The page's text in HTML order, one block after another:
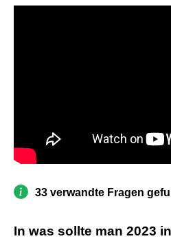
33 verwandte Fragen
In was sollte man 2023